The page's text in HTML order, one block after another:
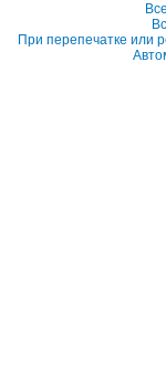
При перепечатке или